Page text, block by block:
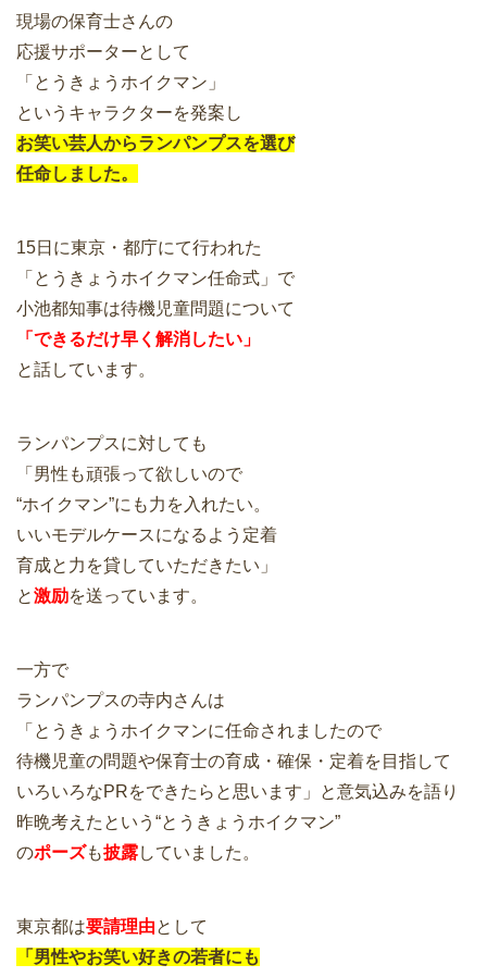
現場の保育士さんの
応援サポーターとして
「とうきょうホイクマン」
というキャラクターを発案し
お笑い芸人からランパンプスを選び
任命しました。
15日に東京・都庁にて行われた
「とうきょうホイクマン任命式」で
小池都知事は待機児童問題について
「できるだけ早く解消したい」
と話しています。
ランパンプスに対しても
「男性も頑張って欲しいので
“ホイクマン”にも力を入れたい。
いいモデルケースになるよう定着
育成と力を貸していただきたい」
と激励を送っています。
一方で
ランパンプスの寺内さんは
「とうきょうホイクマンに任命されましたので
待機児童の問題や保育士の育成・確保・定着を目指して
いろいろなPRをできたらと思います」と意気込みを語り
昨晩考えたという“とうきょうホイクマン”
のポーズも披露していました。
東京都は要請理由として
「男性やお笑い好きの若者にも